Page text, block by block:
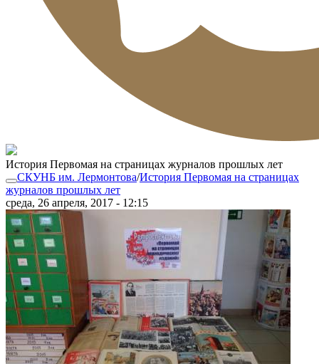
История Первомая на страницах журналов прошлых лет
СКУНБ им. Лермонтова/История Первомая на страницах
журналов прошлых лет
среда, 26 апреля, 2017 - 12:15